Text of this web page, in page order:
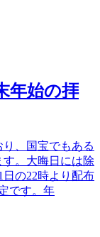
年始の拝
、国宝でもある
。大晦日には除
の22時より配布
です。年